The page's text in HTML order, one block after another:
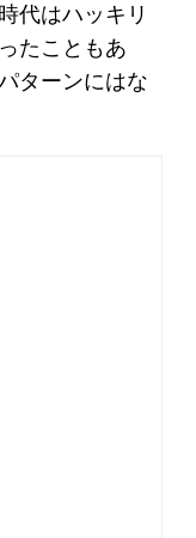
代はハッキリ
たこともあ
ターンにはな